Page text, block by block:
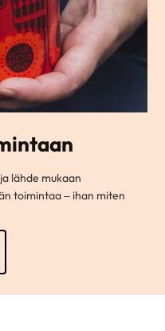
lähde mukaan
toimintaa – ihan miten